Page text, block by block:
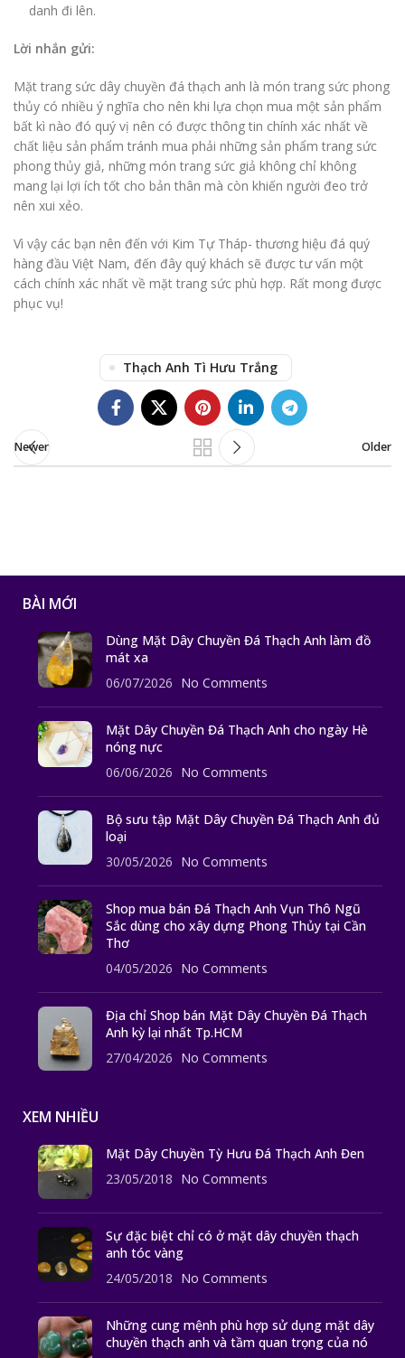
danh đi lên.
Lời nhắn gửi:
Mặt trang sức dây chuyền đá thạch anh là món trang sức phong
thủy có nhiều ý nghĩa cho nên khi lựa chọn mua một sản phẩm
bất kì nào đó quý vị nên có được thông tin chính xác nhất về
chất liệu sản phẩm tránh mua phải những sản phẩm trang sức
phong thủy giả, những món trang sức giả không chỉ không
mang lại lợi ích tốt cho bản thân mà còn khiến người đeo trở
nên xui xẻo.
Vì vậy các bạn nên đến với Kim Tự Tháp- thương hiệu đá quý
hàng đầu Việt Nam, đến đây quý khách sẽ được tư vấn một
cách chính xác nhất về mặt trang sức phù hợp. Rất mong được
phục vụ!
Thạch Anh Tì Hưu Trắng
Newer Older
BÀI MỚI
Dùng Mặt Dây Chuyền Đá Thạch Anh làm đồ
mát xa
06/07/2026 No Comments
Mặt Dây Chuyền Đá Thạch Anh cho ngày Hè
nóng nực
06/06/2026 No Comments
Bộ sưu tập Mặt Dây Chuyền Đá Thạch Anh đủ
loại
30/05/2026 No Comments
Shop mua bán Đá Thạch Anh Vụn Thô Ngũ
Sắc dùng cho xây dựng Phong Thủy tại Cần
Thơ
04/05/2026 No Comments
Địa chỉ Shop bán Mặt Dây Chuyền Đá Thạch
Anh kỳ lại nhất Tp.HCM
27/04/2026 No Comments
XEM NHIỀU
Mặt Dây Chuyền Tỳ Hưu Đá Thạch Anh Đen
23/05/2018 No Comments
Sự đặc biệt chỉ có ở mặt dây chuyền thạch
anh tóc vàng
24/05/2018 No Comments
Những cung mệnh phù hợp sử dụng mặt dây
chuyền thạch anh và tầm quan trọng của nó